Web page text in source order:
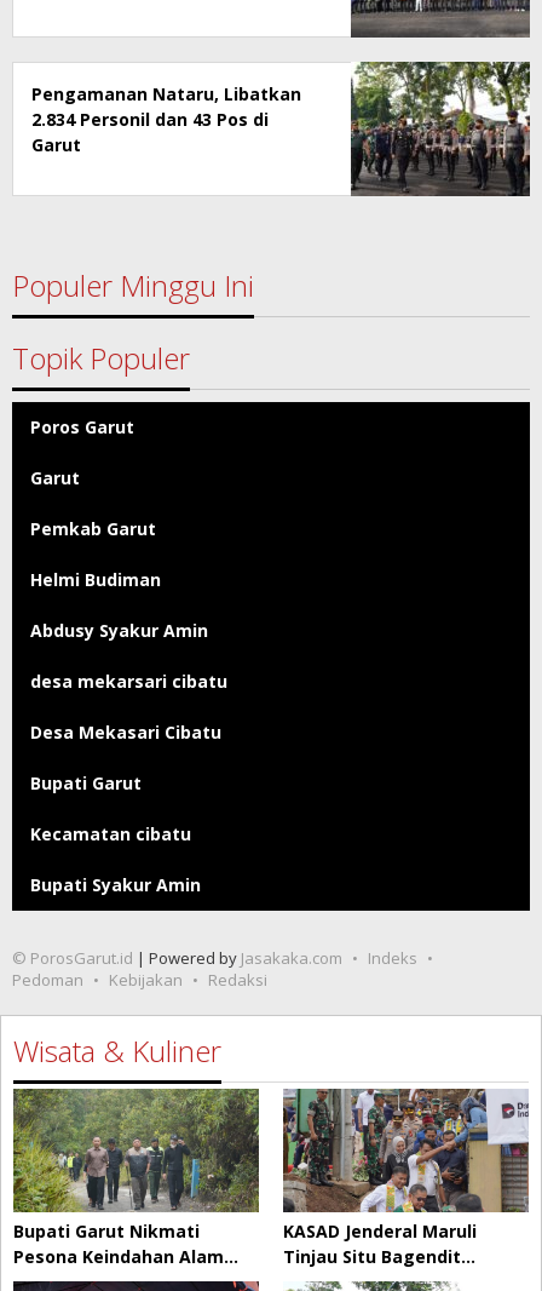
Pengamanan Nataru, Libatkan
2.834 Personil dan 43 Pos di
Garut
Populer Minggu Ini
Topik Populer
Poros Garut
Garut
Pemkab Garut
Helmi Budiman
Abdusy Syakur Amin
desa mekarsari cibatu
Desa Mekasari Cibatu
Bupati Garut
Kecamatan cibatu
Bupati Syakur Amin
© PorosGarut.id | Powered by Jasakaka.com
Indeks
Pedoman
Kebijakan Redaksi
Wisata & Kuliner
Bupati Garut Nikmati
Pesona Keindahan Alam…
KASAD Jenderal Maruli
Tinjau Situ Bagendit…